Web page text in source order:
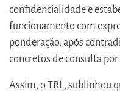
confidencialidade e
funcionamento com
ponderação, após
concretos de consulta
Assim, o TRL, sublinhou